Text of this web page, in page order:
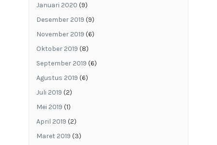
Januari 2020 (9)
Desember 2019 (9)
November 2019 (6)
Oktober 2019 (8)
September 2019 (6)
Agustus 2019 (6)
Juli 2019 (2)
Mei 2019 (1)
April 2019 (2)
Maret 2019 (3)